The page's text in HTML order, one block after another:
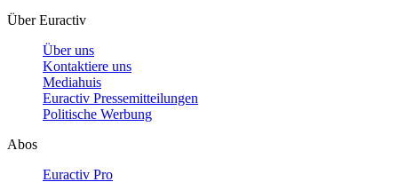
Über Euractiv
Über uns
Kontaktiere uns
Mediahuis
Euractiv Pressemitteilungen
Politische Werbung
Abos
Euractiv Pro